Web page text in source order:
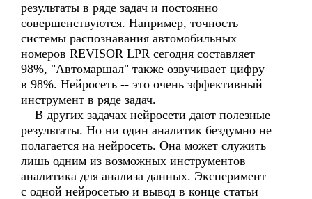
результаты в ряде задач и постоянно
совершенствуются. Например, точность
системы распознавания автомобильных
номеров REVISOR LPR сегодня составляет
98%, "Автомаршал" также озвучивает цифру
в 98%. Нейросеть -- это очень эффективный
инструмент в ряде задач.
В других задачах нейросети дают полезные
результаты. Но ни один аналитик бездумно не
полагается на нейросеть. Она может служить
лишь одним из возможных инструментов
аналитика для анализа данных. Эксперимент
с одной нейросетью и вывод в конце статьи